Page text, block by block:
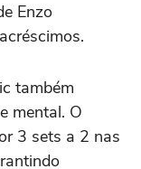
Enzo
também
mental. O
3 sets a 2 nas